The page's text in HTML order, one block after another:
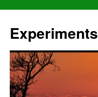
Experiments